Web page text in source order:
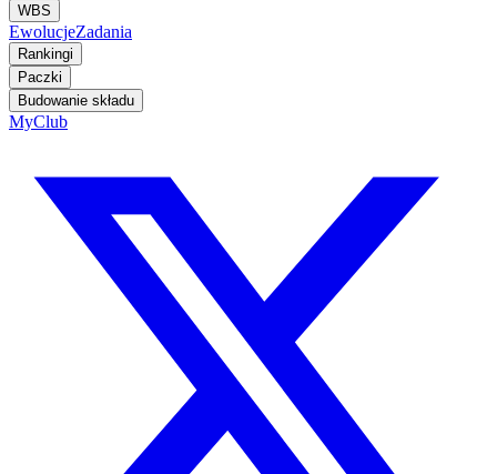
WBS
EwolucjeZadania
Rankingi
Paczki
Budowanie składu
MyClub